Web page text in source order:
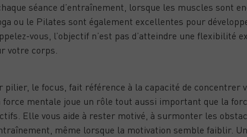
séance d’entraînement, lorsque les muscles sont
ou le Pilates sont également excellentes pour
vous, l’objectif n’est pas d’atteindre une flexibilité
votre corps.
pilier, le focus, fait référence à la capacité de concentrer
mentale joue un rôle tout aussi important que la
Elle vous aide à rester motivé, à surmonter les
même lorsque la motivation semble faiblir.